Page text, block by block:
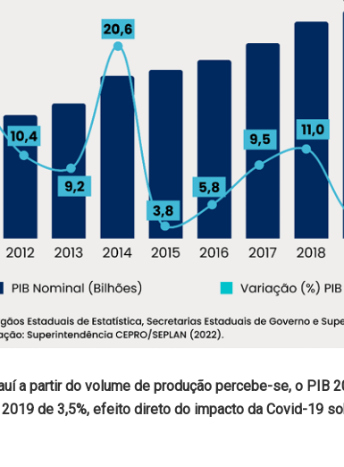
a partir do volume de produção percebe-se, o PIB
de 3,5%, efeito direto do impacto da Covid-19